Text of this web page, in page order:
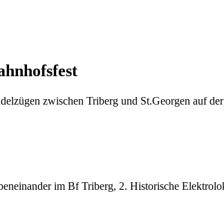
zwischen Triberg und St.Georgen auf
im Bf Triberg, 2. Historische